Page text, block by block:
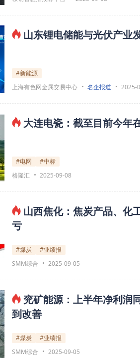
山东锂电储能与光伏产业
#新能源
上海有色网金属交易中心
名企报道 2025-
大连电瓷：截至目前今年
#电网
#中标
格隆汇
2025-09-08
山西焦化：焦炭产品、化
亏
#煤炭
#业绩报
SMM综合
2025-09-05
兖矿能源：上半年净利润
到改善
#煤炭
#业绩报
SMM综合
2025-09-05